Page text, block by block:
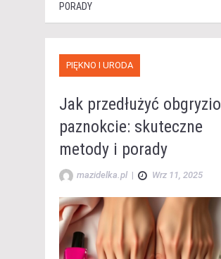
PORADY
PIĘKNO I URODA
Jak przedłużyć
paznokcie: skuteczne
metody i porady
mazidelka.pl | Wrz 11, 2025